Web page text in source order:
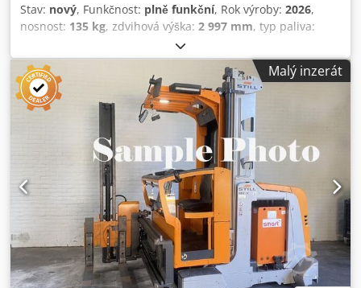
Stav: nový, Funkčnost: plně funkční, Rok výroby: 2026,
nosnost: 135 kg, zdvihová výška: 2 997 mm, typ paliva:
teleskopický
mm, typ pohonu:Elektro, Středně výškový vychystávací
vozík Typ stožáru: Teleskopický Stav: Nové zařízení
Technický stav: Nový Baterie Volt: 24V Baterie Ah: 105Ah
Typ baterie: Lithium-iontová Rok výroby baterie: 2026 Stav
baterie: Nová Přemostění pro zdvih/snížení: Žádné
přemostění pro zdvih/snížení. Signál jízdy/zdvihu: Všechna
varovná znamení Nárazník: Nárazník s gumovou ochranou
Úložný prostor na pravé straně Nakládací plošina ručně
nastavitelná: 540 x 685 mm Blikací světla: vpředu a vzadu
Odkládací přihrádka Přihlašovací kód operátora: Access 123
Německé popisky Návod k obsluze: Německy Lakování:
Oranžová Baterie: 205 Ah, bezúdržbová Codpfezrcciex Af
Ujrf Nabíječka: 30 A, 85-265 VAC, s kabelem, IEC zásuvka,
zástrčka CEE 7/7
Malý inzerát